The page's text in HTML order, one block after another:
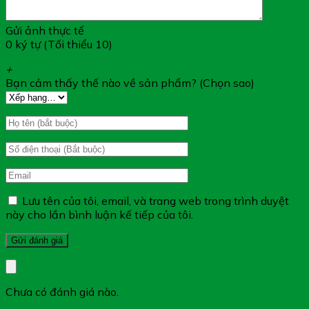
Đối Tượng Sử Dụng AN KINH BÁCH
NHIÊN MỘC:
Nữ giới tuổi dậy thì và trưởng thành có các triệu
chứng kinh nguyệt không đều, đau bụng khi hành
Hướng Dẫn Sử Dụng AN KINH BÁCH
NHIÊN MỘC:
Gửi ảnh thực tế
0 ký tự (Tối thiểu 10)
+
Bạn cảm thấy thế nào về sản phẩm? (Chọn sao)
Lưu tên của tôi, email, và trang web trong trình duyệt
này cho lần bình luận kế tiếp của tôi.
Chưa có đánh giá nào.